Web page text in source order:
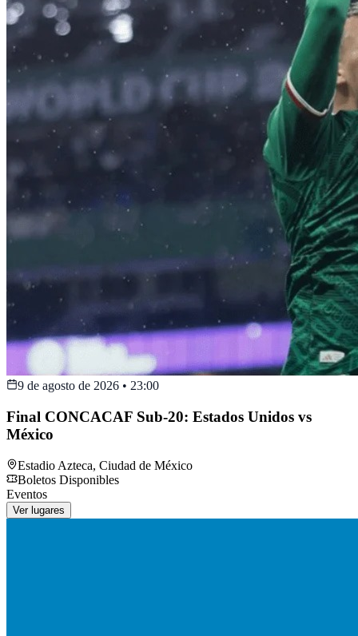
9 de agosto de 2026 • 23:00
Final CONCACAF Sub-20: Estados Unidos vs
México
Estadio Azteca, Ciudad de México
Boletos Disponibles
Eventos
Ver lugares